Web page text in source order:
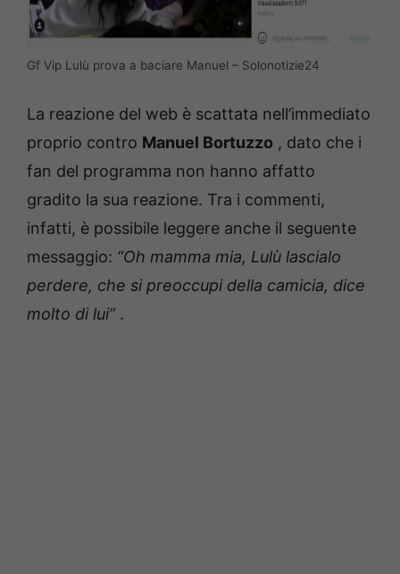
Gf Vip Lulù prova a baciare Manuel – Solonotizie24
La reazione del web è scattata nell’immediato
proprio contro Manuel Bortuzzo , dato che i
fan del programma non hanno affatto
gradito la sua reazione. Tra i commenti,
infatti, è possibile leggere anche il seguente
messaggio: “Oh mamma mia, Lulù lascialo
perdere, che si preoccupi della camicia, dice
molto di lui” .